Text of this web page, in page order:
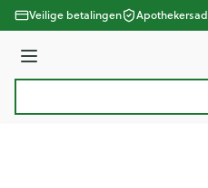
Ga naar de inhoud
Veilige betalingen
Menu